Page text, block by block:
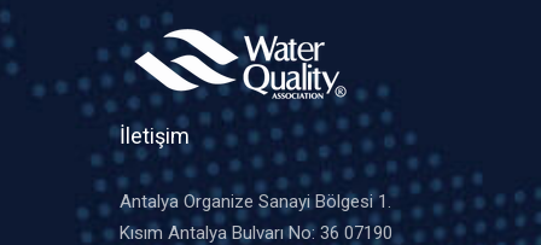
İletişim
Antalya Organize Sanayi Bölgesi 1.
Kısım Antalya Bulvarı No: 36 07190